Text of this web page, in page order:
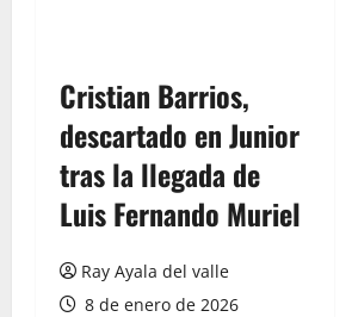
Cristian Barrios,
descartado en Junior
tras la llegada de
Luis Fernando Muriel
Ray Ayala del valle
8 de enero de 2026